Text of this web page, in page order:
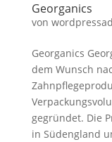
Georganics
von
Georganics
dem Wunsch
gegründet. Die
in Südengland